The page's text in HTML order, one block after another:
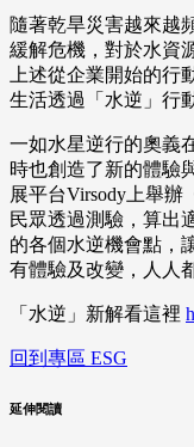
隨著乾旱災害越來越
緩解危機，對於水資
上述從企業開始的行
生活透過「水逆」行
一如水星逆行的奧義
時也創造了新的體驗
展平台Virsody上舉
民眾透過測驗，算出
的各個水逆機會點，
有體驗及改變，人人
「水逆」新解看這裡
回到專區 ESG
延伸閱讀